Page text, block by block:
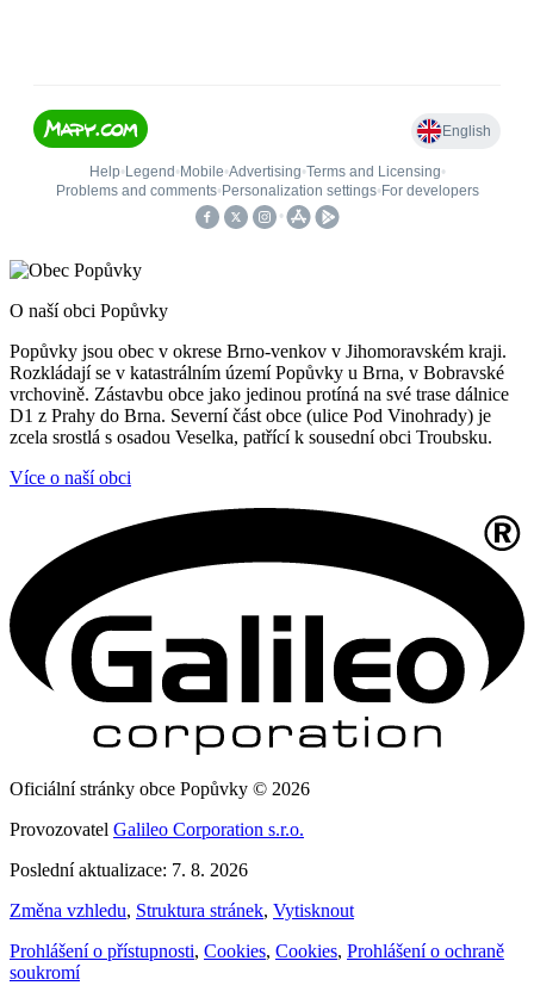
O naší obci Popůvky
Popůvky jsou obec v okrese Brno-venkov v Jihomoravském kraji.
Rozkládají se v katastrálním území Popůvky u Brna, v Bobravské
vrchovině. Zástavbu obce jako jedinou protíná na své trase dálnice
D1 z Prahy do Brna. Severní část obce (ulice Pod Vinohrady) je
zcela srostlá s osadou Veselka, patřící k sousední obci Troubsku.
Více o naší obci
Oficiální stránky obce Popůvky © 2026
Provozovatel Galileo Corporation s.r.o.
Poslední aktualizace: 7. 8. 2026
Změna vzhledu, Struktura stránek, Vytisknout
Prohlášení o přístupnosti, Cookies, Cookies, Prohlášení o ochraně
soukromí